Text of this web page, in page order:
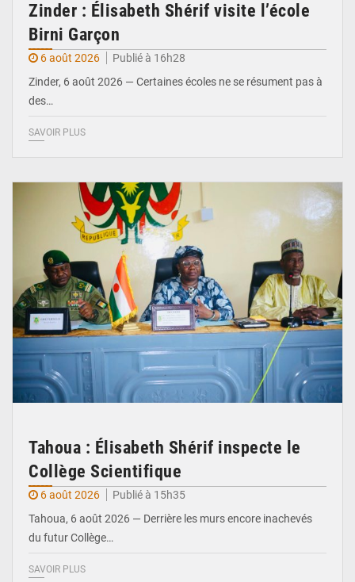
Zinder : Élisabeth Shérif visite l’école
Birni Garçon
6 août 2026
Publié à 16h28
Zinder, 6 août 2026 — Certaines écoles ne se résument pas à
des…
SAVOIR PLUS
Tahoua : Élisabeth Shérif inspecte le
Collège Scientifique
6 août 2026
Publié à 15h35
Tahoua, 6 août 2026 — Derrière les murs encore inachevés
du futur Collège…
SAVOIR PLUS